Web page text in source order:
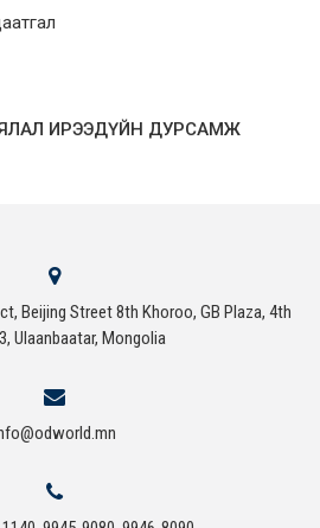
ИРЭЭДҮЙН ДУРСАМЖ
Beijing Street 8th Khoroo, GB Plaza, 4th
Ulaanbaatar, Mongolia